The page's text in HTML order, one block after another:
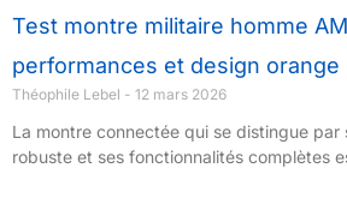
Test montre militaire homme
performances et design orange
Théophile Lebel 12 mars 2026
La montre connectée qui se distingue par
robuste et ses fonctionnalités complètes